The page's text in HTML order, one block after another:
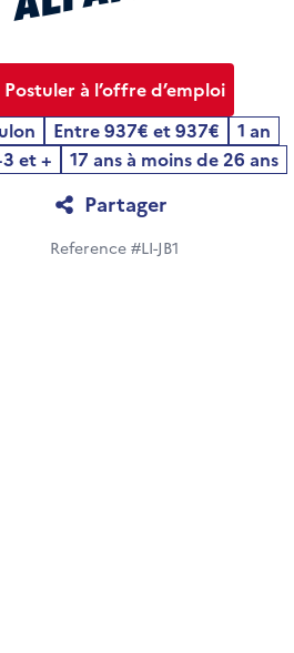
Postuler à l’offre d’emploi
Entre 937€ et 937€
1 an
et +
17 ans à moins de 26 ans
Partager
Reference #LI-JB1